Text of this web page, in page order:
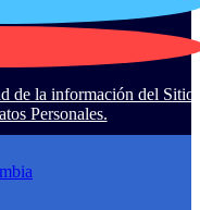
de la información del Sitio
Personales.